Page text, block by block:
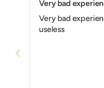
Very bad
Very bad
useless